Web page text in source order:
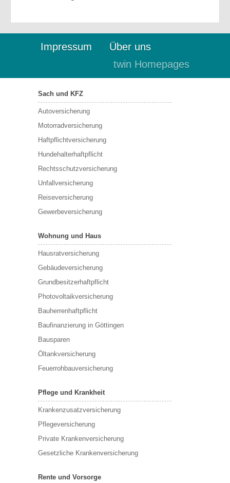
Impressum
Über uns
twin Homepages
Sach und KFZ
Autoversicherung
Motorradversicherung
Haftpflichtversicherung
Hundehalterhaftpflicht
Rechtsschutzversicherung
Unfallversicherung
Reiseversicherung
Gewerbeversicherung
Wohnung und Haus
Hausratversicherung
Gebäudeversicherung
Grundbesitzerhaftpflicht
Photovoltaikversicherung
Bauherrenhaftpflicht
Baufinanzierung in Göttingen
Bausparen
Öltankversicherung
Feuerrohbauversicherung
Pflege und Krankheit
Krankenzusatzversicherung
Pflegeversicherung
Private Krankenversicherung
Gesetzliche Krankenversicherung
Rente und Vorsorge